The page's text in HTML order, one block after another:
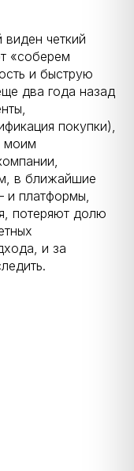
четкий
«соберем
и быструю
два года назад
покупки),
моим
в ближайшие
и платформы,
потеряют долю
и за